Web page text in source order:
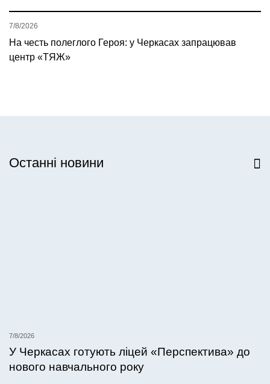
На честь полеглого Героя: у Черкасах запрацював
центр «ТЯЖ»
7/8/2026
Останні новини
7/8/2026
У Черкасах готують ліцей «Перспектива» до
нового навчального року